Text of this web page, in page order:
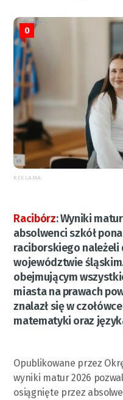
0
REKLAMA
Racibórz:Wyniki
absolwenci szkół
raciborskiego należeli
województwie
obejmującym
miasta na prawach
znalazł się w
matematyki oraz
Opublikowane przez
wyniki matur 2026
osiągnięte przez